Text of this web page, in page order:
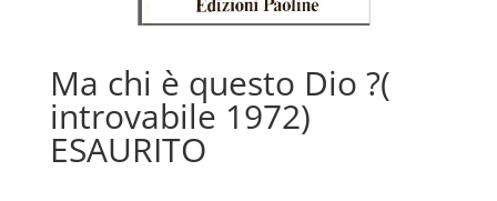
Ma chi è questo Dio ?(
introvabile 1972)
ESAURITO